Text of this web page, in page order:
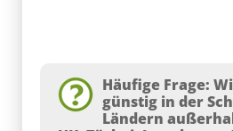
Häufige Frage:
günstig in der
Ländern